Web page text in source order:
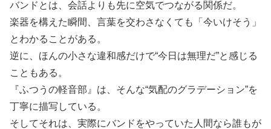
バンドとは、会話よりも先に空気でつながる関係だ。
楽器を構えた瞬間、言葉を交わさなくても「今いけそう」
とわかることがある。
逆に、ほんの小さな違和感だけで“今日は無理だ”と感じる
こともある。
『ふつうの軽音部』は、そんな“気配のグラデーション”を
丁寧に描写している。
そしてそれは、実際にバンドをやっていた人間なら誰もが